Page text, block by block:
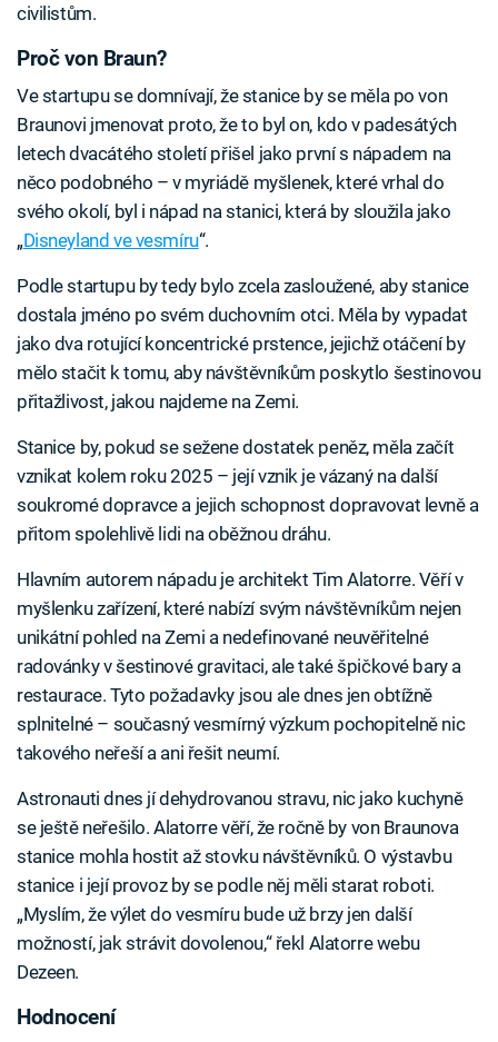
civilistům.
Proč von Braun?
Ve startupu se domnívají, že stanice by se měla po von
Braunovi jmenovat proto, že to byl on, kdo v padesátých
letech dvacátého století přišel jako první s nápadem na
něco podobného – v myriádě myšlenek, které vrhal do
svého okolí, byl i nápad na stanici, která by sloužila jako
„Disneyland ve vesmíru“.
Podle startupu by tedy bylo zcela zasloužené, aby stanice
dostala jméno po svém duchovním otci. Měla by vypadat
jako dva rotující koncentrické prstence, jejichž otáčení by
mělo stačit k tomu, aby návštěvníkům poskytlo šestinovou
přitažlivost, jakou najdeme na Zemi.
Stanice by, pokud se sežene dostatek peněz, měla začít
vznikat kolem roku 2025 – její vznik je vázaný na další
soukromé dopravce a jejich schopnost dopravovat levně a
přitom spolehlivě lidi na oběžnou dráhu.
Hlavním autorem nápadu je architekt Tim Alatorre. Věří v
myšlenku zařízení, které nabízí svým návštěvníkům nejen
unikátní pohled na Zemi a nedefinované neuvěřitelné
radovánky v šestinové gravitaci, ale také špičkové bary a
restaurace. Tyto požadavky jsou ale dnes jen obtížně
splnitelné – současný vesmírný výzkum pochopitelně nic
takového neřeší a ani řešit neumí.
Astronauti dnes jí dehydrovanou stravu, nic jako kuchyně
se ještě neřešilo. Alatorre věří, že ročně by von Braunova
stanice mohla hostit až stovku návštěvníků. O výstavbu
stanice i její provoz by se podle něj měli starat roboti.
„Myslím, že výlet do vesmíru bude už brzy jen další
možností, jak strávit dovolenou,“ řekl Alatorre webu
Dezeen.
Hodnocení